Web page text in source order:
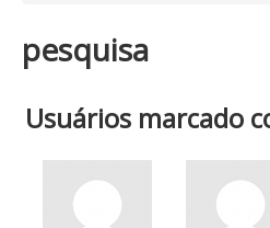
pesquisa
Usuários marcado